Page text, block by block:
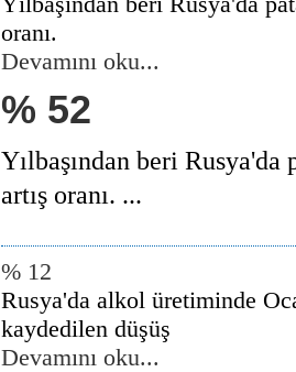
oranı.
Devamını oku...
% 52
Yılbaşından beri
artış oranı. ...
% 12
Rusya'da alkol üretiminde
kaydedilen düşüş
Devamını oku...